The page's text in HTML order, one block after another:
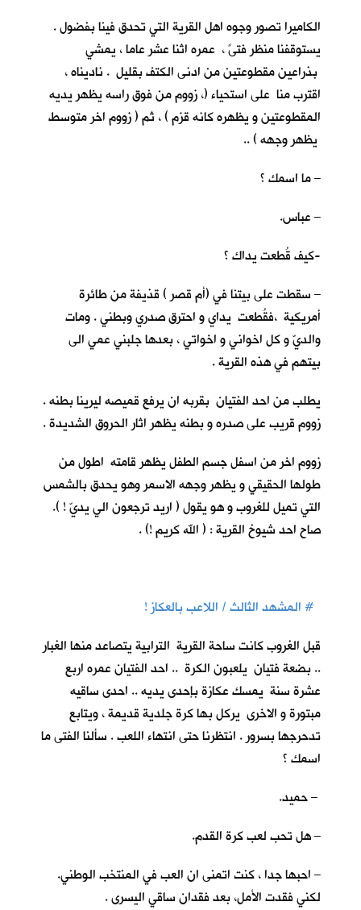
الكاميرا تصور وجوه اهل القرية التي تحدق فينا بفضول .
يستوقفنا منظر فتىً ، عمره اثنا عشر عاما ، يمشي
بذراعين مقطوعتين من ادنى الكتف بقليل . ناديناه ،
اقترب منا على استحياء (، زووم من فوق راسه يظهر يديه
المقطوعتين و يظهره كانه قزم ) ، ثم ( زووم اخر متوسط
يظهر وجهه ) ..
– ما اسمك ؟
– عباس.
-كيف قُطعت يداك ؟
– سقطت على بيتنا في (أم قصر ) قذيفة من طائرة
أمريكية ،فقُطعت يداي و احترق صدري وبطني . ومات
والديّ و كل اخواني و اخواتي ، بعدها جلبني عمي الى
بيتهم في هذه القرية .
يطلب من احد الفتيان بقربه ان يرفع قميصه ليرينا بطنه .
زووم قريب على صدره و بطنه يظهر اثار الحروق الشديدة .
زووم اخر من اسفل جسم الطفل يظهر قامته اطول من
طولها الحقيقي و يظهر وجهه الاسمر وهو يحدق بالشمس
التي تميل للغروب و هو يقول ( اريد ترجعون الي يديّ ! ).
صاح احد شيوخ القرية : ( الله كريم !) .
# المشهد الثالث / اللاعب بالعكاز !
قبل الغروب كانت ساحة القرية الترابية يتصاعد منها الغبار
.. بضعة فتيان يلعبون الكرة .. احد الفتيان عمره اربع
عشرة سنة يمسك عكازة بإحدى يديه .. احدى ساقيه
مبتورة و الاخرى يركل بها كرة جلدية قديمة ، ويتابع
تدحرجها بسرور . انتظرنا حتى انتهاء اللعب . سألنا الفتى ما
اسمك ؟
– حميد.
– هل تحب لعب كرة القدم.
– احبها جدا ، كنت اتمنى ان العب في المنتخب الوطني.
لكني فقدت الأمل، بعد فقدان ساقي اليسرى .